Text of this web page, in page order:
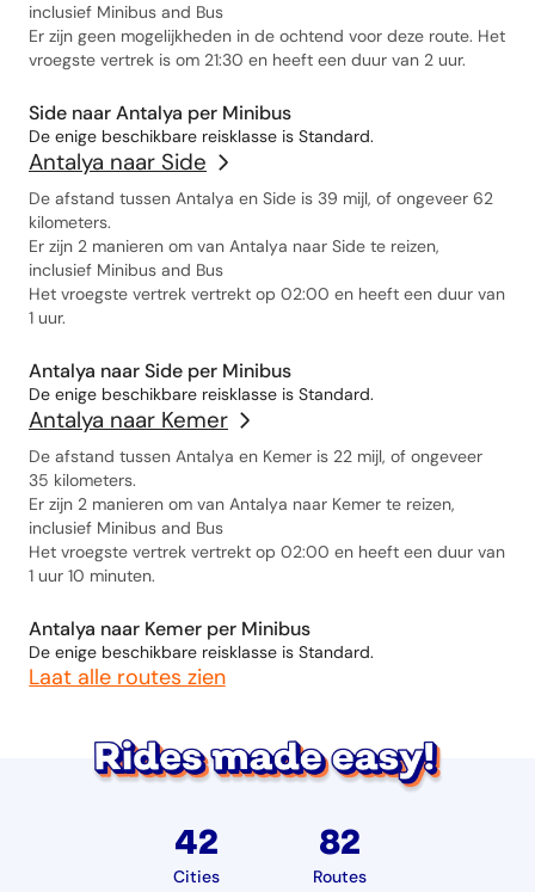
inclusief Minibus and Bus
Er zijn geen mogelijkheden in de ochtend voor deze route. Het
vroegste vertrek is om 21:30 en heeft een duur van 2 uur.
Side naar Antalya per Minibus
De enige beschikbare reisklasse is Standard.
Antalya naar Side
De afstand tussen Antalya en Side is 39 mijl, of ongeveer 62
kilometers.
Er zijn 2 manieren om van Antalya naar Side te reizen,
inclusief Minibus and Bus
Het vroegste vertrek vertrekt op 02:00 en heeft een duur van
1 uur.
Antalya naar Side per Minibus
De enige beschikbare reisklasse is Standard.
Antalya naar Kemer
De afstand tussen Antalya en Kemer is 22 mijl, of ongeveer
35 kilometers.
Er zijn 2 manieren om van Antalya naar Kemer te reizen,
inclusief Minibus and Bus
Het vroegste vertrek vertrekt op 02:00 en heeft een duur van
1 uur 10 minuten.
Antalya naar Kemer per Minibus
De enige beschikbare reisklasse is Standard.
Laat alle routes zien
42
Cities
82
Routes